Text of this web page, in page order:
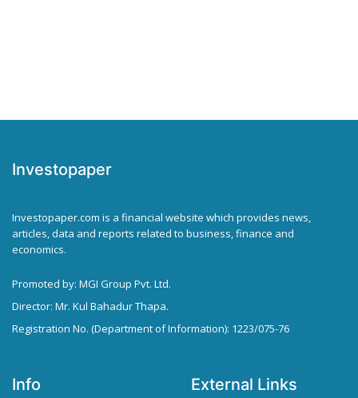
Investopaper
Investopaper.com is a financial website which provides news,
articles, data and reports related to business, finance and
economics.
Promoted by: MGI Group Pvt. Ltd.
Director: Mr. Kul Bahadur Thapa.
Registration No. (Department of Information): 1223/075-76
Info External Links